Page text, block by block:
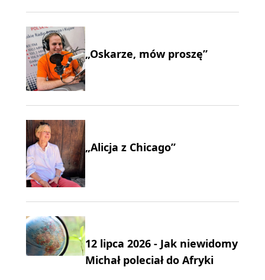
„Oskarze, mów proszę”
„Alicja z Chicago”
12 lipca 2026 - Jak niewidomy
Michał poleciał do Afryki